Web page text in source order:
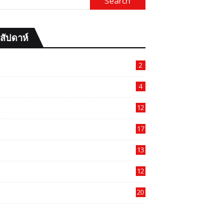
ปดาห์
2
4
12
17
13
12
20